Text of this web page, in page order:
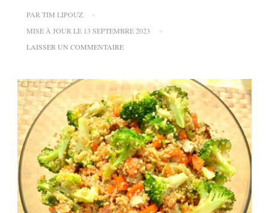
PAR TIM LIPOUZ
MISE À JOUR LE 13 SEPTEMBRE 2023
LAISSER UN COMMENTAIRESUR
AU
TOFU
FUMÉ
ET
AUX
LÉGUMES
DE
FIN
D’ÉTÉ